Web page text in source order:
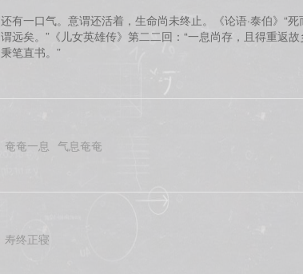
还有一口气。意谓还活着，生命尚未终止。《论语·泰伯》“
谓远矣。”《儿女英雄传》第二二回：“一息尚存，且得重返
秉笔直书。”
奄奄一息 气息奄奄
寿终正寝